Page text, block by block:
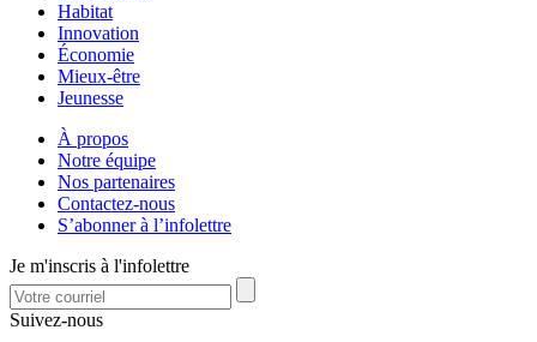
Habitat
Innovation
Économie
Mieux-être
Jeunesse
À propos
Notre équipe
Nos partenaires
Contactez-nous
S’abonner à l’infolettre
Je m'inscris à l'infolettre
Suivez-nous